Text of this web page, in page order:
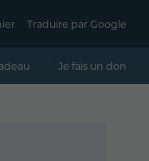
Traduire par Google
Je fais un don